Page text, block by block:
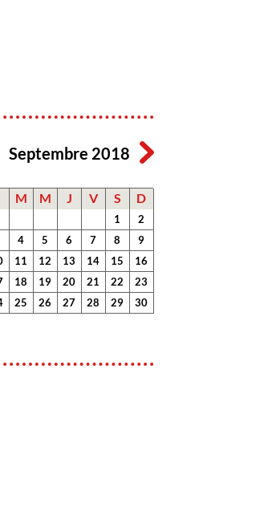
Septembre 2018
M M J V S D
1
2
4 5 6 7 8
9
11 12 13 14 15
16
18 19 20 21 22
23
25 26 27 28 29 30